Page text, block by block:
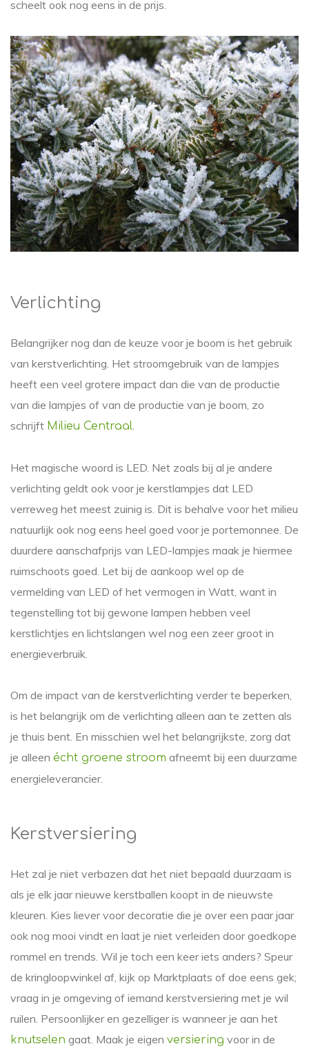
scheelt ook nog eens in de prijs.
Verlichting
Belangrijker nog dan de keuze voor je boom is het gebruik
van kerstverlichting. Het stroomgebruik van de lampjes
heeft een veel grotere impact dan die van de productie
van die lampjes of van de productie van je boom, zo
schrijft Milieu Centraal.
Het magische woord is LED. Net zoals bij al je andere
verlichting geldt ook voor je kerstlampjes dat LED
verreweg het meest zuinig is. Dit is behalve voor het milieu
natuurlijk ook nog eens heel goed voor je portemonnee. De
duurdere aanschafprijs van LED-lampjes maak je hiermee
ruimschoots goed. Let bij de aankoop wel op de
vermelding van LED of het vermogen in Watt, want in
tegenstelling tot bij gewone lampen hebben veel
kerstlichtjes en lichtslangen wel nog een zeer groot in
energieverbruik.
Om de impact van de kerstverlichting verder te beperken,
is het belangrijk om de verlichting alleen aan te zetten als
je thuis bent. En misschien wel het belangrijkste, zorg dat
je alleen écht groene stroom afneemt bij een duurzame
energieleverancier.
Kerstversiering
Het zal je niet verbazen dat het niet bepaald duurzaam is
als je elk jaar nieuwe kerstballen koopt in de nieuwste
kleuren. Kies liever voor decoratie die je over een paar jaar
ook nog mooi vindt en laat je niet verleiden door goedkope
rommel en trends. Wil je toch een keer iets anders? Speur
de kringloopwinkel af, kijk op Marktplaats of doe eens gek;
vraag in je omgeving of iemand kerstversiering met je wil
ruilen. Persoonlijker en gezelliger is wanneer je aan het
knutselen gaat. Maak je eigen versiering voor in de